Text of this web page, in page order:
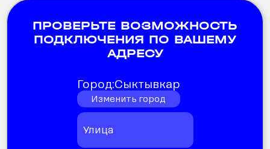
ПРОВЕРЬТЕ ВОЗМОЖНОСТЬ
ПОДКЛЮЧЕНИЯ ПО ВАШЕМУ
АДРЕСУ
Город:Сыктывкар
Изменить город